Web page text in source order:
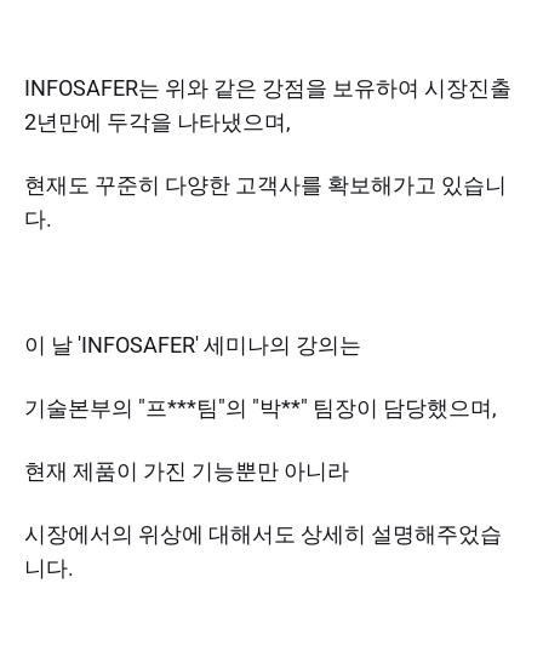
INFOSAFER는 위와 같은 강점을 보유하여 시장진출
2년만에 두각을 나타냈으며,
현재도 꾸준히 다양한 고객사를 확보해가고 있습니
다.
이 날 'INFOSAFER' 세미나의 강의는
기술본부의 "프***팀"의 "박**" 팀장이 담당했으며,
현재 제품이 가진 기능뿐만 아니라
시장에서의 위상에 대해서도 상세히 설명해주었습
니다.